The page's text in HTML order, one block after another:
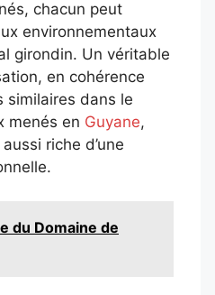
chacun peut
environnementaux
girondin. Un véritable
en cohérence
similaires dans le
menés en Guyane,
riche d’une
du Domaine de